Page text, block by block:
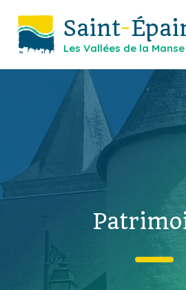
Saint-
Les Vallées de la Manse